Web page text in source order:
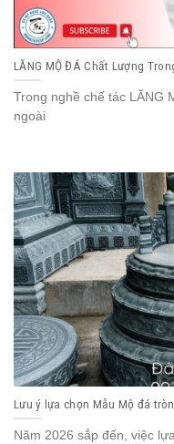
LĂNG MỘ ĐÁ Chất Lượng
Trong nghề chế tác LĂNG
ngoài
Lưu ý lựa chọn Mẫu Mộ đá
Năm 2026 sắp đến, việc